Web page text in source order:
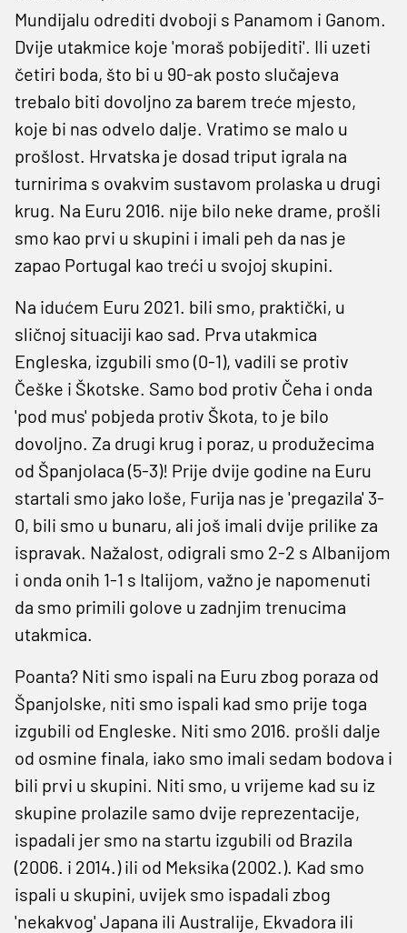
Mundijalu odrediti dvoboji s Panamom i Ganom.
Dvije utakmice koje 'moraš pobijediti'. Ili uzeti
četiri boda, što bi u 90-ak posto slučajeva
trebalo biti dovoljno za barem treće mjesto,
koje bi nas odvelo dalje. Vratimo se malo u
prošlost. Hrvatska je dosad triput igrala na
turnirima s ovakvim sustavom prolaska u drugi
krug. Na Euru 2016. nije bilo neke drame, prošli
smo kao prvi u skupini i imali peh da nas je
zapao Portugal kao treći u svojoj skupini.
Na idućem Euru 2021. bili smo, praktički, u
sličnoj situaciji kao sad. Prva utakmica
Engleska, izgubili smo (0-1), vadili se protiv
Češke i Škotske. Samo bod protiv Čeha i onda
'pod mus' pobjeda protiv Škota, to je bilo
dovoljno. Za drugi krug i poraz, u produžecima
od Španjolaca (5-3)! Prije dvije godine na Euru
startali smo jako loše, Furija nas je 'pregazila' 3-
0, bili smo u bunaru, ali još imali dvije prilike za
ispravak. Nažalost, odigrali smo 2-2 s Albanijom
i onda onih 1-1 s Italijom, važno je napomenuti
da smo primili golove u zadnjim trenucima
utakmica.
Poanta? Niti smo ispali na Euru zbog poraza od
Španjolske, niti smo ispali kad smo prije toga
izgubili od Engleske. Niti smo 2016. prošli dalje
od osmine finala, iako smo imali sedam bodova i
bili prvi u skupini. Niti smo, u vrijeme kad su iz
skupine prolazile samo dvije reprezentacije,
ispadali jer smo na startu izgubili od Brazila
(2006. i 2014.) ili od Meksika (2002.). Kad smo
ispali u skupini, uvijek smo ispadali zbog
'nekakvog' Japana ili Australije, Ekvadora ili